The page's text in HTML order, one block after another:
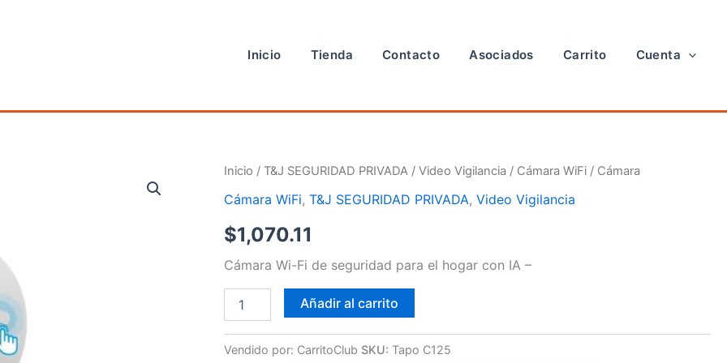
Inicio Tienda Contacto Asociados Carrito Cuenta
Inicio /T&J SEGURIDAD PRIVADA /Video Vigilancia / Cámara WiFi / Cámara
Cámara WiFi,T&J SEGURIDAD PRIVADA,Video Vigilancia
$1,070.11
Cámara Wi-Fi de seguridad para el hogar con IA –
Cámara
Añadir al carrito
Vendido por: CarritoClub SKU:Tapo C125